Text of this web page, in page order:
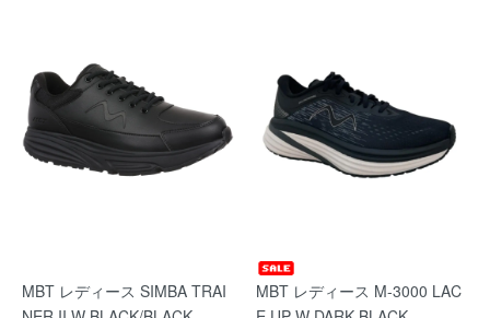
MBT レディース SIMBA TRAI
MBT レディース M-3000 LAC